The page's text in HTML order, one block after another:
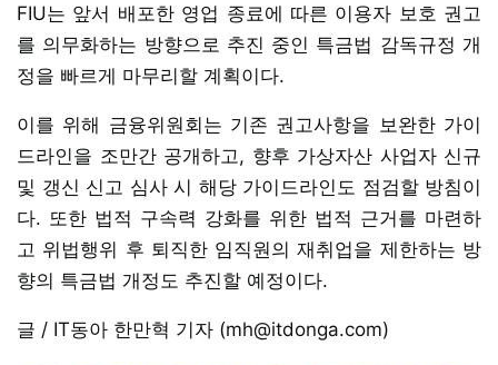
FIU는 앞서 배포한 영업 종료에 따른 이용자 보호 권고
를 의무화하는 방향으로 추진 중인 특금법 감독규정 개
정을 빠르게 마무리할 계획이다.
이를 위해 금융위원회는 기존 권고사항을 보완한 가이
드라인을 조만간 공개하고, 향후 가상자산 사업자 신규
및 갱신 신고 심사 시 해당 가이드라인도 점검할 방침이
다. 또한 법적 구속력 강화를 위한 법적 근거를 마련하
고 위법행위 후 퇴직한 임직원의 재취업을 제한하는 방
향의 특금법 개정도 추진할 예정이다.
글 / IT동아 한만혁 기자 (mh@itdonga.com)